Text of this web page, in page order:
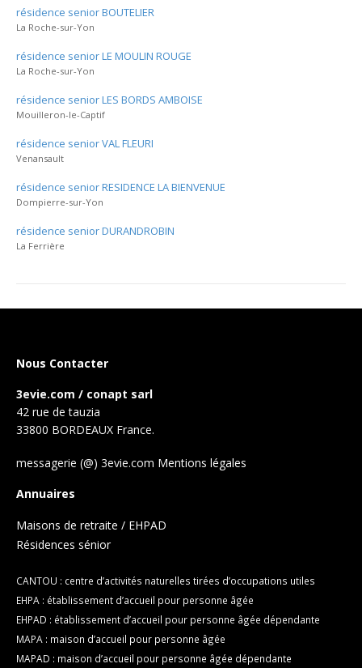
résidence senior BOUTELIER
La Roche-sur-Yon
résidence senior LE MOULIN ROUGE
La Roche-sur-Yon
résidence senior LES BORDS AMBOISE
Mouilleron-le-Captif
résidence senior VAL FLEURI
Venansault
résidence senior RESIDENCE LA BIENVENUE
Dompierre-sur-Yon
résidence senior DURANDROBIN
La Ferrière
Nous Contacter
3evie.com / conapt sarl
42 rue de tauzia
33800 BORDEAUX France.
messagerie (@) 3evie.com Mentions légales
Annuaires
Maisons de retraite / EHPAD
Résidences sénior
CANTOU : centre d’activités naturelles tirées d’occupations utiles
EHPA : établissement d’accueil pour personne âgée
EHPAD : établissement d’accueil pour personne âgée dépendante
MAPA : maison d’accueil pour personne âgée
MAPAD : maison d’accueil pour personne âgée dépendante